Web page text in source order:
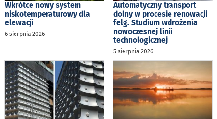
Wkrótce nowy system
niskotemperaturowy dla
elewacji
6 sierpnia 2026
Automatyczny transport
dolny w procesie renowacji
felg. Studium wdrożenia
nowoczesnej linii
technologicznej
5 sierpnia 2026